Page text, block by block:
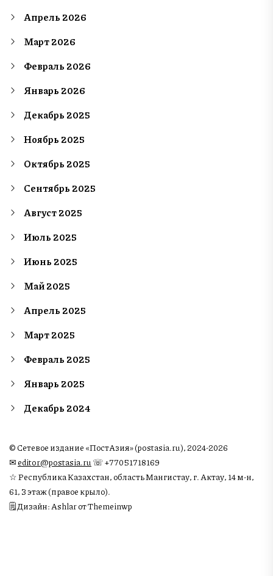
Апрель 2026
Март 2026
Февраль 2026
Январь 2026
Декабрь 2025
Ноябрь 2025
Октябрь 2025
Сентябрь 2025
Август 2025
Июль 2025
Июнь 2025
Май 2025
Апрель 2025
Март 2025
Февраль 2025
Январь 2025
Декабрь 2024
© Сетевое издание «ПостАзия» (postasia.ru), 2024-2026
✉︎editor@postasia.ru ☏ +77051718169
☆ Республика Казахстан, область Мангистау, г. Актау, 14 м-н,
61, 3 этаж (правое крыло).
🗒 Дизайн: Ashlar от Themeinwp